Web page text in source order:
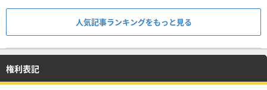
人気記事ランキングをもっと見る
権利表記